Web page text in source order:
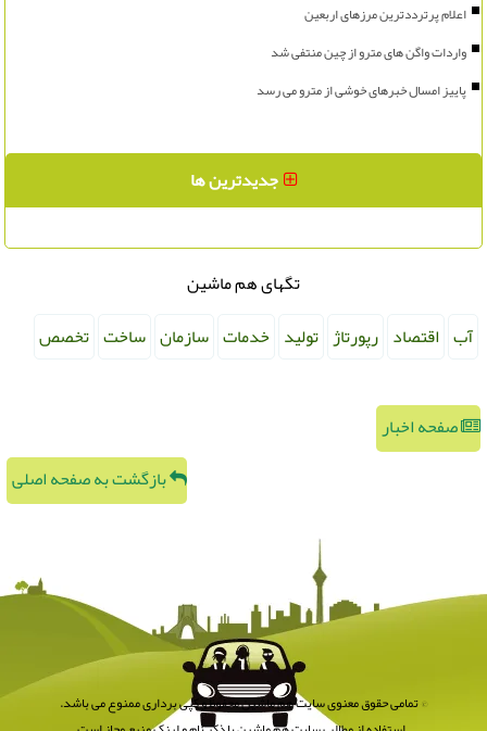
اعلام پرترددترین مرزهای اربعین
واردات واگن های مترو از چین منتفی شد
پاییز امسال خبرهای خوشی از مترو می رسد
جدیدترین ها
تگهای هم ماشین
آب
اقتصاد رپورتاژ تولید خدمات سازمان ساخت تخصص
صفحه اخبار
بازگشت به صفحه اصلی
© تمامی حقوق معنوی سایت هم ماشین محفوظ و کپی برداری ممنوع می باشد.